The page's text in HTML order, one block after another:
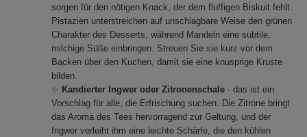
sorgen für den nötigen Knack, der dem fluffigen Biskuit fehlt.
Pistazien unterstreichen auf unschlagbare Weise den grünen
Charakter des Desserts, während Mandeln eine subtile,
milchige Süße einbringen. Streuen Sie sie kurz vor dem
Backen über den Kuchen, damit sie eine knusprige Kruste
bilden.
✨ Kandierter Ingwer oder Zitronenschale - das ist ein
Vorschlag für alle, die Erfrischung suchen. Die Zitrone bringt
das Aroma des Tees hervorragend zur Geltung, und der
Ingwer verleiht ihm eine leichte Schärfe, die den kühlen